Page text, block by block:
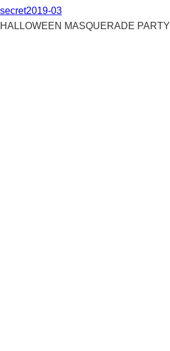
secret2019-03
HALLOWEEN MASQUERADE PARTY